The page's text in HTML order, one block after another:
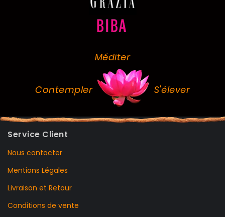
Méditer
Contempler S'élever
Service Client
Nous contacter
Mentions Légales
Livraison et Retour
Conditions de vente